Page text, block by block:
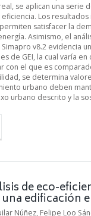
se aplican una serie
Los
satisfacer la
Asimismo, el
Simapro v8.2 evidencia
de GEI, la cual varía en
con el que es
se determina
urbano deben
urbano descrito y la
de eco-
edificación
Núñez, Felipe Loo